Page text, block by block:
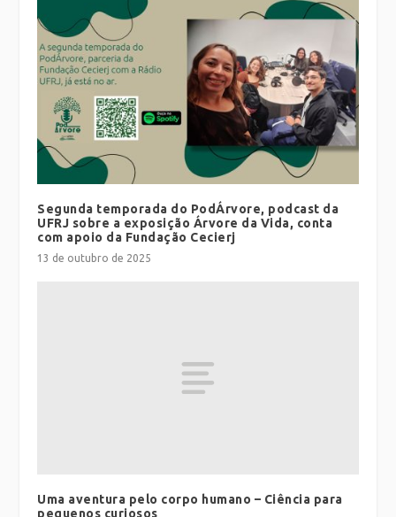
Segunda temporada do PodÁrvore, podcast da
UFRJ sobre a exposição Árvore da Vida, conta
com apoio da Fundação Cecierj
13 de outubro de 2025
Uma aventura pelo corpo humano – Ciência para
pequenos curiosos